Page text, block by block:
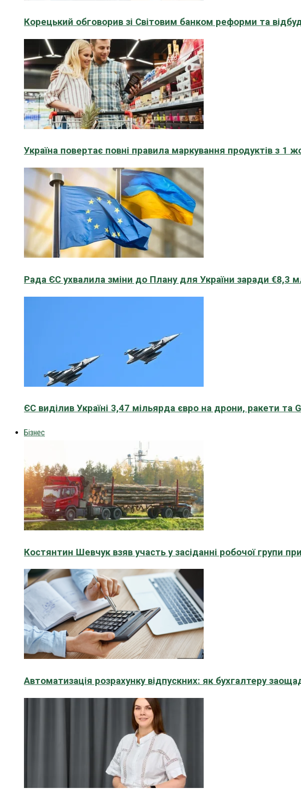
Корецький обговорив зі Світовим банком реформи та
Україна повертає повні правила маркування продуктів з 1
Рада ЄС ухвалила зміни до Плану для України заради €8,3
ЄС виділив Україні 3,47 мільярда євро на дрони, ракети та
Бізнес
Костянтин Шевчук взяв участь у засіданні робочої групи
Автоматизація розрахунку відпускних: як бухгалтеру